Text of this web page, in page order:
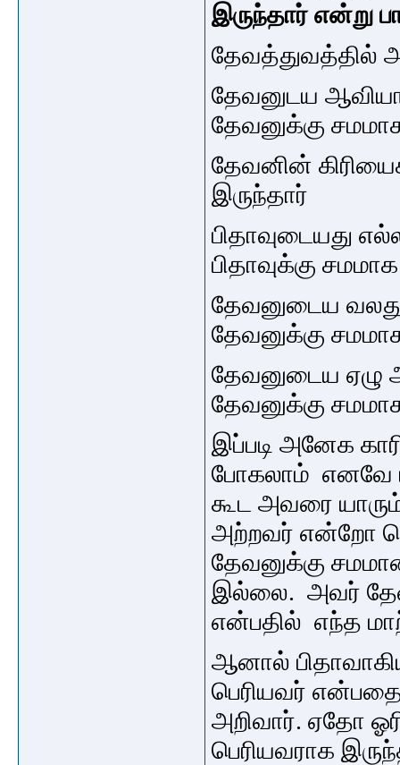
இருந்தார் என்று
தேவத்துவத்தில்
தேவனுடய
தேவனுக்கு
தேவனின்
இருந்தார்
பிதாவுடையது
பிதாவுக்கு
தேவனுடைய வலது
தேவனுக்கு
தேவனுடைய ஏழு
தேவனுக்கு
இப்படி அனேக
போகலாம் எனவே
கூட அவரை
அற்றவர் என்றோ
தேவனுக்கு
இல்லை. அவர்
என்பதில் எந்த
ஆனால்
பெரியவர்
அறிவார். ஏதோ
பெரியவராக